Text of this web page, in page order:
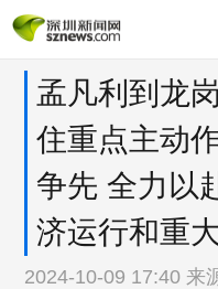
孟凡利到龙
住重点主动
争先 全力以
济运行和重
2024-10-09 17:40 来